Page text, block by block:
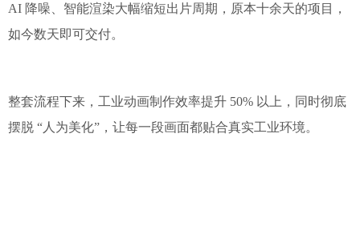
AI 降噪、智能渲染大幅缩短出片周期，原本十余天的项目，
如今数天即可交付。
整套流程下来，工业动画制作效率提升 50% 以上，同时彻底
摆脱 “人为美化”，让每一段画面都贴合真实工业环境。